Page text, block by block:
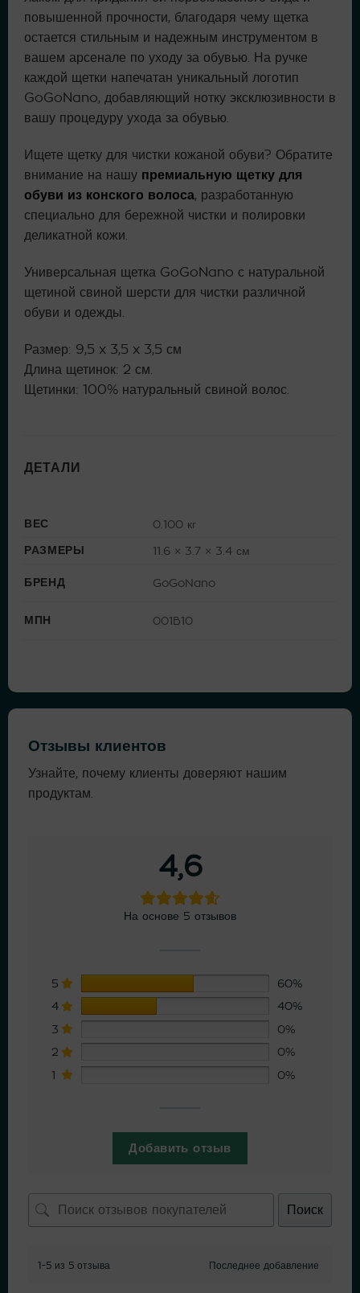
повышенной прочности, благодаря чему щетка
остается стильным и надежным инструментом в
вашем арсенале по уходу за обувью. На ручке
каждой щетки напечатан уникальный логотип
GoGoNano, добавляющий нотку эксклюзивности в
вашу процедуру ухода за обувью.
Ищете щетку для чистки кожаной обуви? Обратите
внимание на нашу премиальную щетку для
обуви из конского волоса, разработанную
специально для бережной чистки и полировки
деликатной кожи.
Универсальная щетка GoGoNano с натуральной
щетиной свиной шерсти для чистки различной
обуви и одежды.
Размер: 9,5 x 3,5 x 3,5 см
Длина щетинок: 2 см.
Щетинки: 100% натуральный свиной волос.
ДЕТАЛИ
ВЕС
0.100 кг
РАЗМЕРЫ
11.6 × 3.7 × 3.4 см
БРЕНД GoGoNano
МПН 001B10
Отзывы клиентов
Узнайте, почему клиенты доверяют нашим
продуктам.
4,6
На основе 5 отзывов
5
60%
4
40%
3
0%
2
0%
1
0%
Добавить отзыв
Поиск
1-5 из 5 отзыва